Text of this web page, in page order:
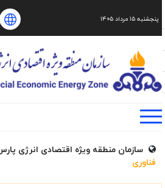
فا Ru Ch
پنجشنبه ۱۵ مرداد ۱۴۰۵
سازمان منطقه ویژه اقتصادی انرژی پارس
فناوری